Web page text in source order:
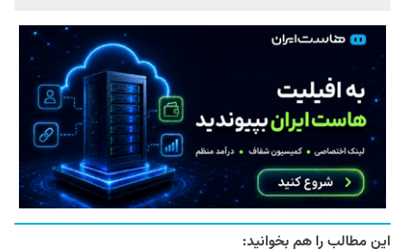
این مطالب را هم بخوانید: